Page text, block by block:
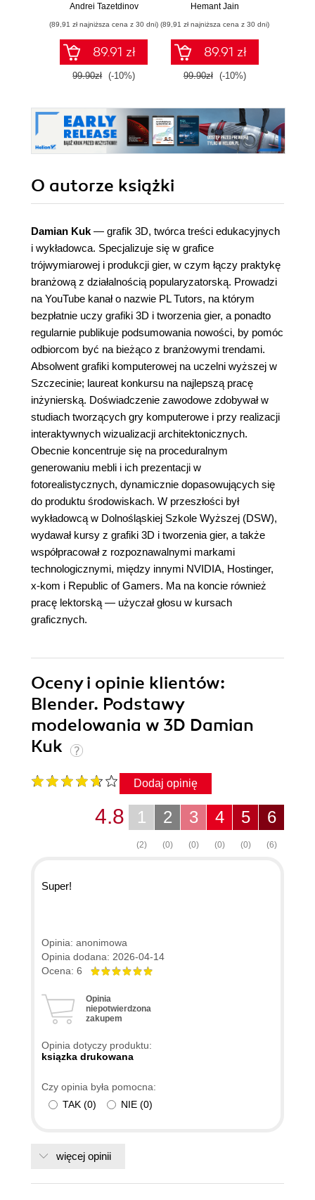
Andrei Tazetdinov
(89,91 zł najniższa cena z 30 dni)
89.91 zł
99.90zł (-10%)
Hemant Jain
(89,91 zł najniższa cena z 30 dni)
89.91 zł
99.90zł (-10%)
O autorze książki
Damian Kuk— grafik 3D, twórca treści edukacyjnych
i wykładowca. Specjalizuje się w grafice
trójwymiarowej i produkcji gier, w czym łączy praktykę
branżową z działalnością popularyzatorską. Prowadzi
na YouTube kanał o nazwie PL Tutors, na którym
bezpłatnie uczy grafiki 3D i tworzenia gier, a ponadto
regularnie publikuje podsumowania nowości, by pomóc
odbiorcom być na bieżąco z branżowymi trendami.
Absolwent grafiki komputerowej na uczelni wyższej w
Szczecinie; laureat konkursu na najlepszą pracę
inżynierską. Doświadczenie zawodowe zdobywał w
studiach tworzących gry komputerowe i przy realizacji
interaktywnych wizualizacji architektonicznych.
Obecnie koncentruje się na proceduralnym
generowaniu mebli i ich prezentacji w
fotorealistycznych, dynamicznie dopasowujących się
do produktu środowiskach. W przeszłości był
wykładowcą w Dolnośląskiej Szkole Wyższej (DSW),
wydawał kursy z grafiki 3D i tworzenia gier, a także
współpracował z rozpoznawalnymi markami
technologicznymi, między innymi NVIDIA, Hostinger,
x-kom i Republic of Gamers. Ma na koncie również
pracę lektorską — użyczał głosu w kursach
graficznych.
Oceny i opinie klientów:
Blender. Podstawy
modelowania w 3D Damian
Kuk
Dodaj opinię
6
(6)
5
(0)
4
(0)
3
(0)
2
(0)
1
(2)
4.8
Super!
Opinia: anonimowa
Opinia dodana: 2026-04-14
Ocena: 6
Opinia
niepotwierdzona
zakupem
Opinia dotyczy produktu:
ksiązka drukowana
Czy opinia była pomocna:
TAK (0) NIE (0)
więcej opinii